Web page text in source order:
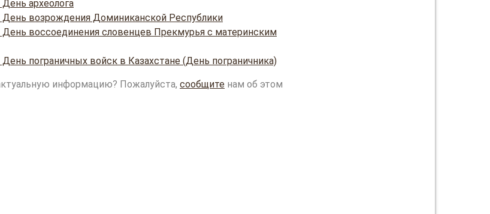
археолога
День возрождения Доминиканской Республики
День воссоединения словенцев Прекмурья с материнским
пограничных войск в Казахстане (День пограничника)
информацию? Пожалуйста, сообщите нам об этом